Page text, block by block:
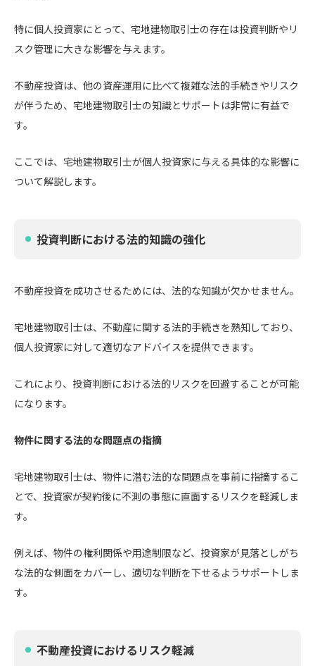
特に個人投資家にとって、宅地建物取引士の存在は投資判断やリ
スク管理に大きな影響を与えます。
不動産投資は、他の資産運用に比べて複雑な法的手続きやリスク
が伴うため、宅地建物取引士の知識とサポートは非常に有益で
す。
ここでは、宅地建物取引士が個人投資家に与える具体的な影響に
ついて解説します。
投資判断における法的知識の強化
不動産投資を成功させるためには、法的な知識が欠かせません。
宅地建物取引士は、不動産に関する法的手続きを熟知しており、
個人投資家に対して適切なアドバイスを提供できます。
これにより、投資判断における法的リスクを回避することが可能
になります。
物件に関する法的な問題点の指摘
宅地建物取引士は、物件に潜む法的な問題点を事前に指摘するこ
とで、投資家が契約後に不測の事態に直面するリスクを軽減しま
す。
例えば、物件の権利関係や用途制限など、投資家が見落としがち
な法的な側面をカバーし、適切な判断を下せるようサポートしま
す。
不動産投資におけるリスク軽減